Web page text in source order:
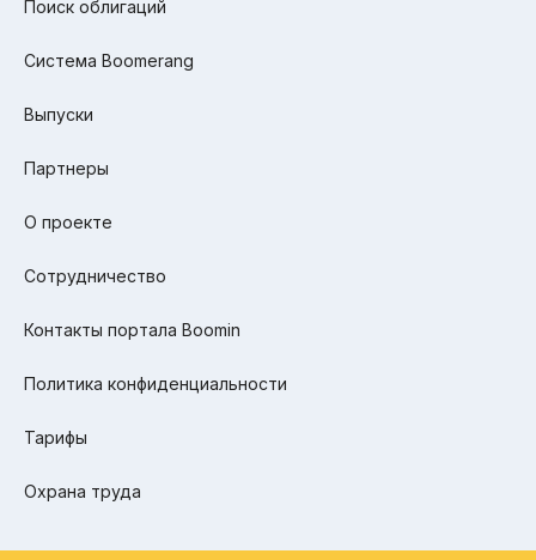
Поиск облигаций
Система Boomerang
Выпуски
Партнеры
О проекте
Сотрудничество
Контакты портала Boomin
Политика конфиденциальности
Тарифы
Охрана труда